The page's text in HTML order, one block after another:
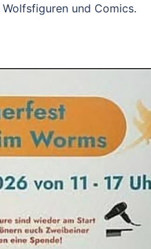
und Comics.